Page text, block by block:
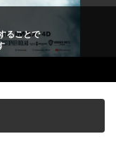
ることで